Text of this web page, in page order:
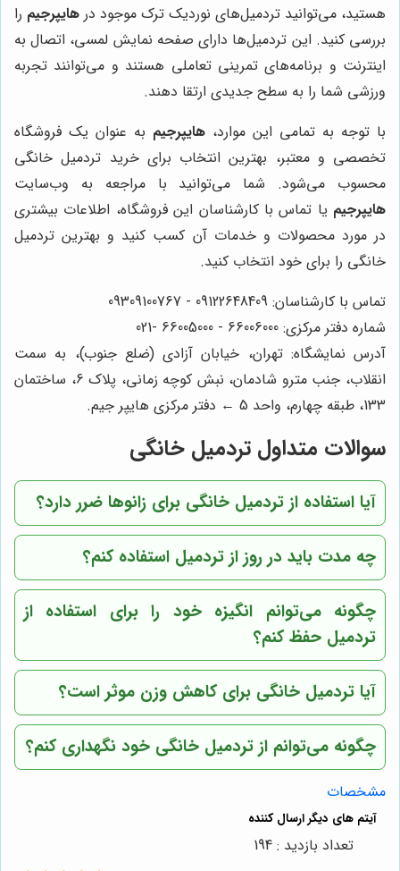
هستید، می‌توانید تردمیل‌های نوردیک ترک موجود در هایپرجیم را
بررسی کنید. این تردمیل‌ها دارای صفحه نمایش لمسی، اتصال به
اینترنت و برنامه‌های تمرینی تعاملی هستند و می‌توانند تجربه
ورزشی شما را به سطح جدیدی ارتقا دهند.
با توجه به تمامی این موارد، هایپرجیم به عنوان یک فروشگاه
تخصصی و معتبر، بهترین انتخاب برای خرید تردمیل خانگی
محسوب می‌شود. شما می‌توانید با مراجعه به وب‌سایت
هایپرجیم یا تماس با کارشناسان این فروشگاه، اطلاعات بیشتری
در مورد محصولات و خدمات آن کسب کنید و بهترین تردمیل
خانگی را برای خود انتخاب کنید.
تماس با کارشناسان: 09122648409 - 09309100767
شماره دفتر مرکزی: 66006000 - 66005000 -021
آدرس نمایشگاه: تهران، خیابان آزادی (ضلع جنوب)، به سمت
انقلاب، جنب مترو شادمان، نبش کوچه زمانی، پلاک 6، ساختمان
133، طبقه چهارم، واحد 5 ← دفتر مرکزی هایپر جیم.
سوالات متداول تردمیل خانگی
آیا استفاده از تردمیل خانگی برای زانوها ضرر دارد؟
چه مدت باید در روز از تردمیل استفاده کنم؟
چگونه می‌توانم انگیزه خود را برای استفاده از
تردمیل حفظ کنم؟
آیا تردمیل خانگی برای کاهش وزن موثر است؟
چگونه می‌توانم از تردمیل خانگی خود نگهداری کنم؟
مشخصات
تعداد بازدید : 194